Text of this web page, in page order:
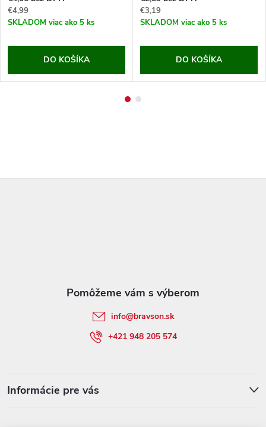
€4,99
SKLADOM viac ako 5 ks
DO KOŠÍKA
€3,19
SKLADOM viac ako 5 ks
DO KOŠÍKA
info@bravson.sk
+421 948 205 574
Informácie pre vás